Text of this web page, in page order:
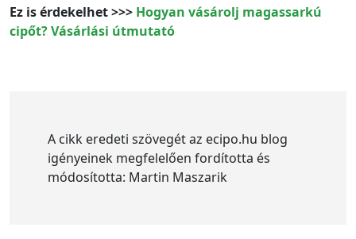
Ez is érdekelhet >>> Hogyan vásárolj magassarkú
cipőt? Vásárlási útmutató
A cikk eredeti szövegét az ecipo.hu blog
igényeinek megfelelően fordította és
módosította: Martin Maszarik